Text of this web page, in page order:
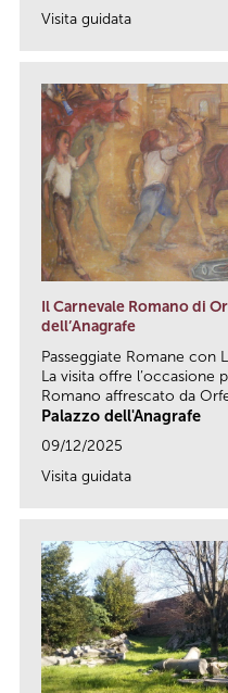
Visita guidata
Il Carnevale Romano di
dell’Anagrafe
Passeggiate Romane con
La visita offre l’occasione
Romano affrescato da
Palazzo dell'Anagrafe
09/12/2025
Visita guidata